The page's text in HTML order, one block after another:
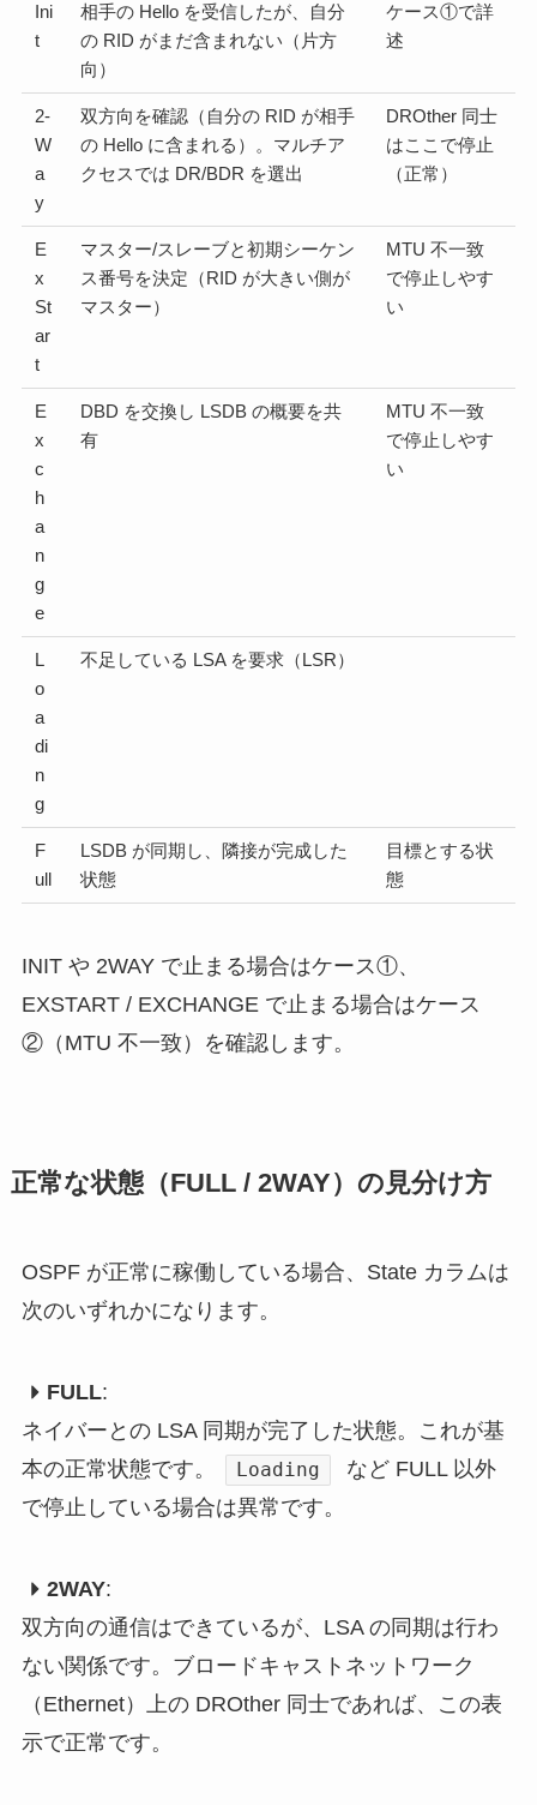
Ini
t
相手の Hello を受信したが、自分
の RID がまだ含まれない（片方
向）
ケース①で詳
述
2-
W
a
y
双方向を確認（自分の RID が相手
の Hello に含まれる）。マルチア
クセスでは DR/BDR を選出
DROther 同士
はここで停止
（正常）
E
x
St
ar
t
マスター/スレーブと初期シーケン
ス番号を決定（RID が大きい側が
マスター）
MTU 不一致
で停止しやす
い
E
x
c
h
a
n
g
e
DBD を交換し LSDB の概要を共
有
MTU 不一致
で停止しやす
い
L
o
a
di
n
g
不足している LSA を要求（LSR）
F
ull
LSDB が同期し、隣接が完成した
状態
目標とする状
態
INIT や 2WAY で止まる場合はケース①、
EXSTART / EXCHANGE で止まる場合はケース
②（MTU 不一致）を確認します。
正常な状態（FULL / 2WAY）の見分け方
OSPF が正常に稼働している場合、State カラムは
次のいずれかになります。
FULL:
ネイバーとの LSA 同期が完了した状態。これが基
本の正常状態です。
Loading
など FULL 以外
で停止している場合は異常です。
2WAY:
双方向の通信はできているが、LSA の同期は行わ
ない関係です。ブロードキャストネットワーク
（Ethernet）上の DROther 同士であれば、この表
示で正常です。